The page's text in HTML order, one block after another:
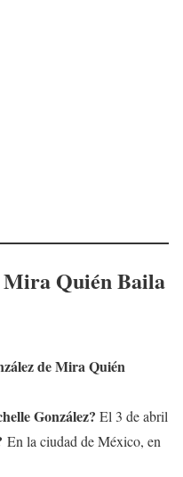
Mira Quién Baila
de Mira Quién
González? El 3 de abril
En la ciudad de México, en